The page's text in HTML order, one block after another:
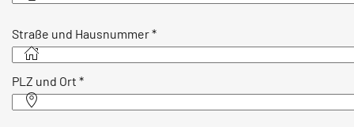
Straße und Hausnummer*
PLZ und Ort *